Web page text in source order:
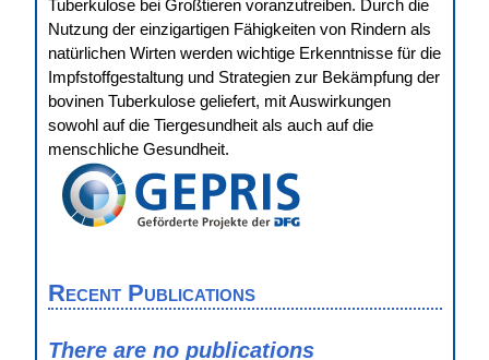
Tuberkulose bei Großtieren voranzutreiben. Durch die
Nutzung der einzigartigen Fähigkeiten von Rindern als
natürlichen Wirten werden wichtige Erkenntnisse für die
Impfstoffgestaltung und Strategien zur Bekämpfung der
bovinen Tuberkulose geliefert, mit Auswirkungen
sowohl auf die Tiergesundheit als auch auf die
menschliche Gesundheit.
Recent Publications
There are no publications